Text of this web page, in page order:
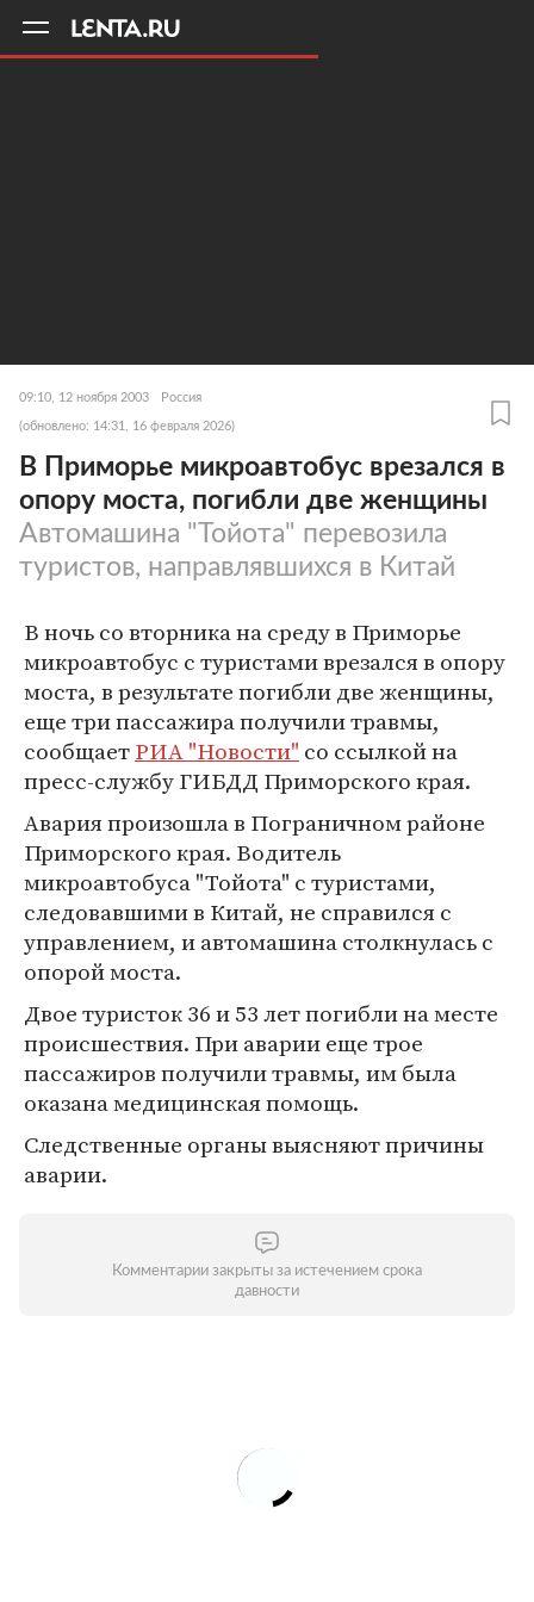
09:10, 12 ноября 2003 Россия
(обновлено: 14:31, 16 февраля 2026)
В Приморье микроавтобус врезался в
опору моста, погибли две женщины
Автомашина "Тойота" перевозила
туристов, направлявшихся в Китай
В ночь со вторника на среду в Приморье
микроавтобус с туристами врезался в опору
моста, в результате погибли две женщины,
еще три пассажира получили травмы,
сообщаетРИА "Новости" со ссылкой на
пресс-службу ГИБДД Приморского края.
Авария произошла в Пограничном районе
Приморского края. Водитель
микроавтобуса "Тойота" с туристами,
следовавшими в Китай, не справился с
управлением, и автомашина столкнулась с
опорой моста.
Двое туристок 36 и 53 лет погибли на месте
происшествия. При аварии еще трое
пассажиров получили травмы, им была
оказана медицинская помощь.
Следственные органы выясняют причины
аварии.
Комментарии закрыты за истечением срока
давности